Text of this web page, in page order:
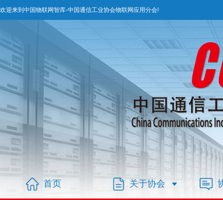
欢迎来到中国物联网智库-中国通信工业协会物联网应用分会!
首页 关于协会